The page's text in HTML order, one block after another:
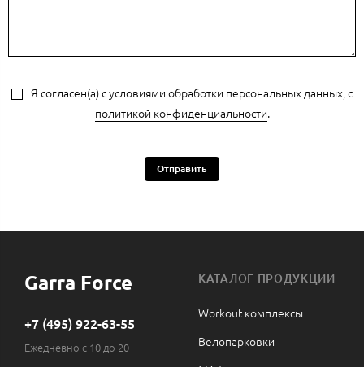
Я согласен(а) сусловиями обработки персональных данных, с
политикой конфиденциальности.
Отправить
Garra Force
+7 (495) 922-63-55
Ежедневно с 10 до 20
КАТАЛОГ ПРОДУКЦИИ
Workout комплексы
Велопарковки